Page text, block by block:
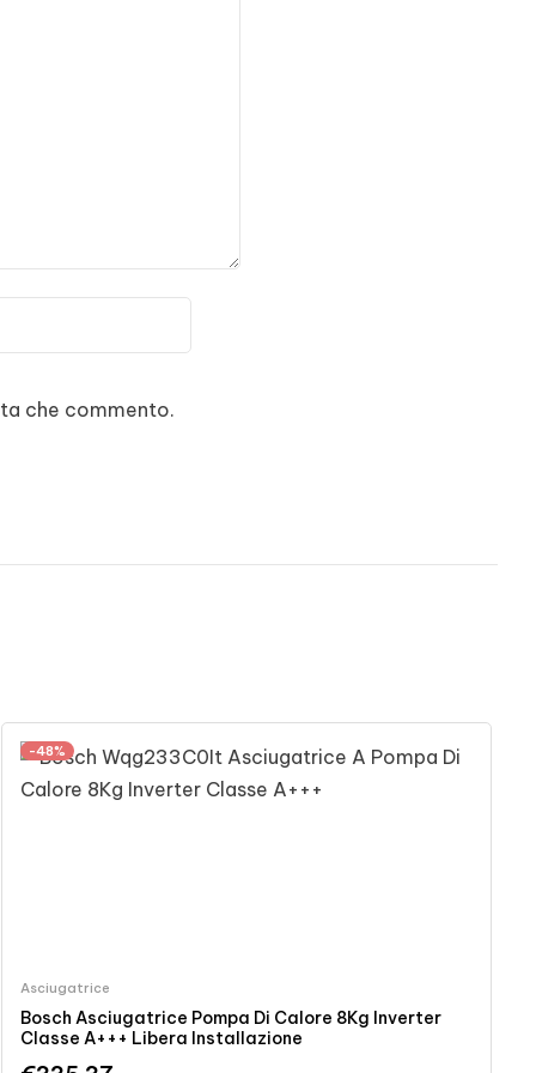
che commento.
-48%
Asciugatrice
Bosch Asciugatrice Pompa Di Calore 8Kg Inverter
Classe A+++ Libera Installazione